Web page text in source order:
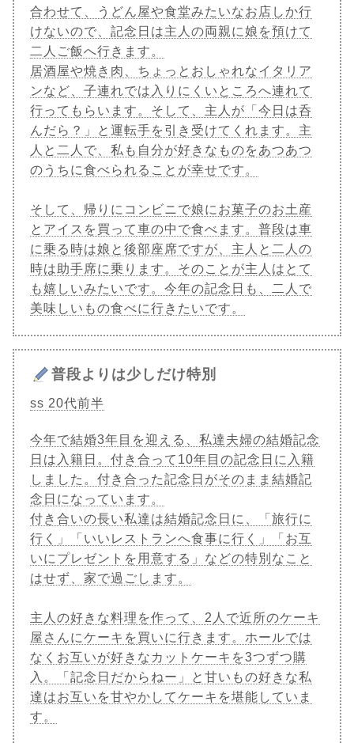
合わせて、うどん屋や食堂みたいなお店しか行
けないので、記念日は主人の両親に娘を預けて
二人ご飯へ行きます。
居酒屋や焼き肉、ちょっとおしゃれなイタリア
ンなど、子連れでは入りにくいところへ連れて
行ってもらいます。そして、主人が「今日は呑
んだら？」と運転手を引き受けてくれます。主
人と二人で、私も自分が好きなものをあつあつ
のうちに食べられることが幸せです。
そして、帰りにコンビニで娘にお菓子のお土産
とアイスを買って車の中で食べます。普段は車
に乗る時は娘と後部座席ですが、主人と二人の
時は助手席に乗ります。そのことが主人はとて
も嬉しいみたいです。今年の記念日も、二人で
美味しいもの食べに行きたいです。
普段よりは少しだけ特別
ss 20代前半
今年で結婚3年目を迎える、私達夫婦の結婚記念
日は入籍日。付き合って10年目の記念日に入籍
しました。付き合った記念日がそのまま結婚記
念日になっています。
付き合いの長い私達は結婚記念日に、「旅行に
行く」「いいレストランへ食事に行く」「お互
いにプレゼントを用意する」などの特別なこと
はせず、家で過ごします。
主人の好きな料理を作って、2人で近所のケーキ
屋さんにケーキを買いに行きます。ホールでは
なくお互いが好きなカットケーキを3つずつ購
入。「記念日だからねー」と甘いもの好きな私
達はお互いを甘やかしてケーキを堪能していま
す。